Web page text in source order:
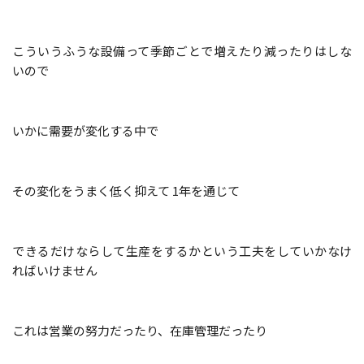
こういうふうな設備って季節ごとで増えたり減ったりはしな
いので
いかに需要が変化する中で
その変化をうまく低く抑えて 1年を通じて
できるだけならして生産をするかという工夫をしていかなけ
ればいけません
これは営業の努力だったり、在庫管理だったり